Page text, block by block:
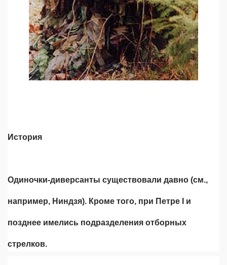
История
Одиночки-диверсанты существовали давно (см.,
например, Ниндзя). Кроме того, при Петре I и
позднее имелись подразделения отборных
стрелков.